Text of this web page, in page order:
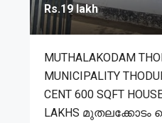
Rs.19 lakh
MUTHALAKODAM
MUNICIPALITY
CENT 600 SQFT
LAKHS